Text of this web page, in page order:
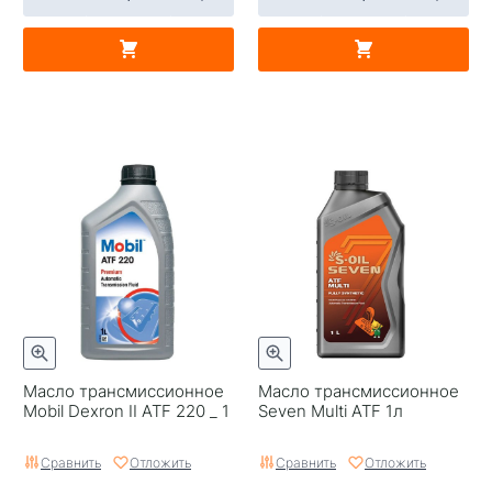
Масло трансмиссионное
Mobil Dexron II ATF 220 _ 1
Сравнить Отложить
Масло трансмиссионное
Seven Multi ATF 1л
Сравнить Отложить